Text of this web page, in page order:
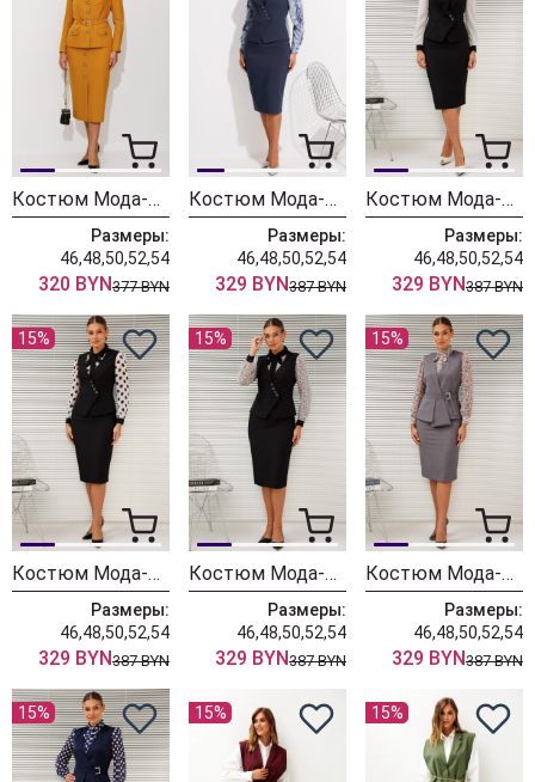
Костюм Мода-Юрс 26-2935 горчица
Размеры:
46,48,50,52,54
320 BYN377 BYN
Костюм Мода-Юрс 26-2766 пыльно-синий
Размеры:
46,48,50,52,54
329 BYN387 BYN
Костюм Мода-Юрс 26-2766 черный + мелкий горох
Размеры:
46,48,50,52,54
329 BYN387 BYN
15%
Костюм Мода-Юрс 26-2766 черный + крупный горох
Размеры:
46,48,50,52,54
329 BYN387 BYN
15%
Костюм Мода-Юрс 26-2766 черный + цветы
Размеры:
46,48,50,52,54
329 BYN387 BYN
15%
Костюм Мода-Юрс 26-2538 серый + цветы
Размеры:
46,48,50,52,54
329 BYN387 BYN
15% 15% 15%